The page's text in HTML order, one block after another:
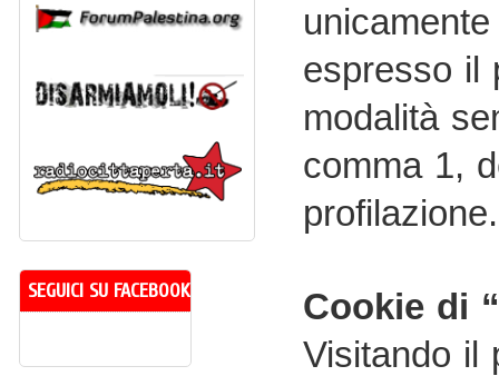
espresso il
modalità
comma 1,
profilazione.
Cookie di
Visitando il
SEGUICI SU FACEBOOK